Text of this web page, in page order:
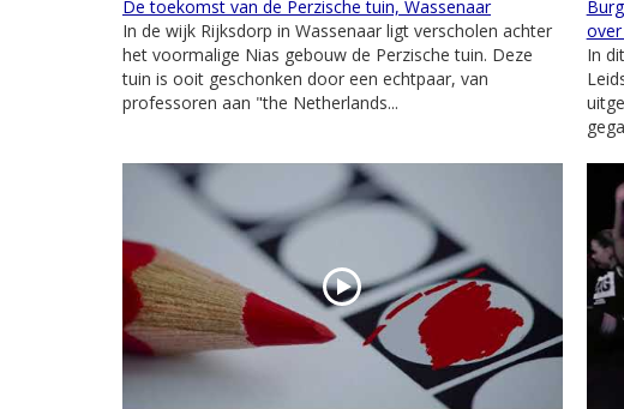
De toekomst van de Perzische tuin, Wassenaar
In de wijk Rijksdorp in Wassenaar ligt verscholen achter
het voormalige Nias gebouw de Perzische tuin. Deze
tuin is ooit geschonken door een echtpaar, van
professoren aan "the Netherlands...
In